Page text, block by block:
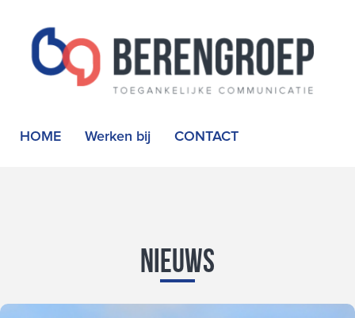
HOME Werken bij CONTACT
Nieuws